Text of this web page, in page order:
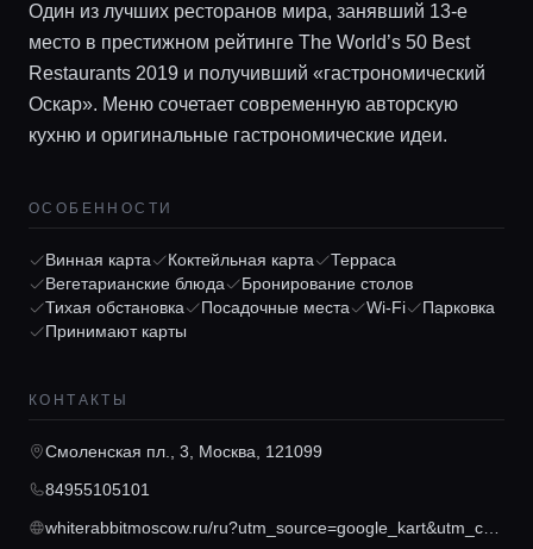
Главная
Локации
Гиды
Консьерж сервис
Один из лучших ресторанов мира, занявший 13-е
место в престижном рейтинге The World’s 50 Best
Restaurants 2019 и получивший «гастрономический
Оскар». Меню сочетает современную авторскую
кухню и оригинальные гастрономические идеи.
ОСОБЕННОСТИ
Винная карта Коктейльная карта
Терраса
Вегетарианские блюда
Бронирование столов
Тихая обстановка
Посадочные места Wi-Fi
Парковка
Принимают карты
КОНТАКТЫ
Смоленская пл., 3, Москва, 121099
84955105101